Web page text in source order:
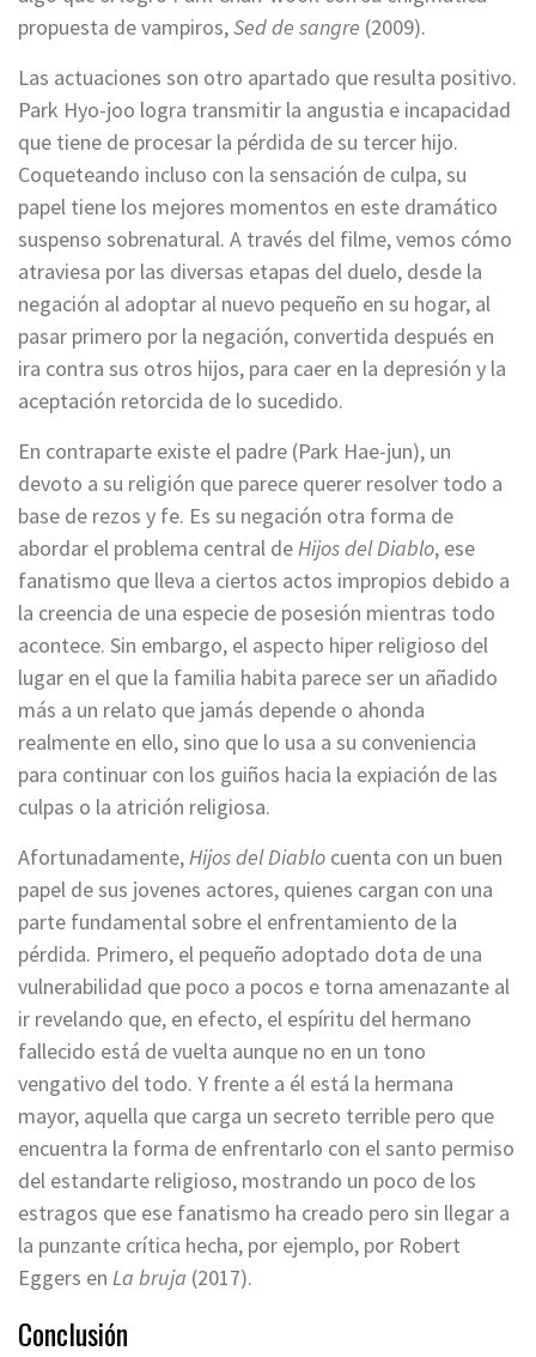
propuesta de vampiros,Sed de sangre (2009).
Las actuaciones son otro apartado que resulta positivo.
Park Hyo-joo logra transmitir la angustia e incapacidad
que tiene de procesar la pérdida de su tercer hijo.
Coqueteando incluso con la sensación de culpa, su
papel tiene los mejores momentos en este dramático
suspenso sobrenatural. A través del filme, vemos cómo
atraviesa por las diversas etapas del duelo, desde la
negación al adoptar al nuevo pequeño en su hogar, al
pasar primero por la negación, convertida después en
ira contra sus otros hijos, para caer en la depresión y la
aceptación retorcida de lo sucedido.
En contraparte existe el padre (Park Hae-jun), un
devoto a su religión que parece querer resolver todo a
base de rezos y fe. Es su negación otra forma de
abordar el problema central deHijos del Diablo, ese
fanatismo que lleva a ciertos actos impropios debido a
la creencia de una especie de posesión mientras todo
acontece. Sin embargo, el aspecto hiper religioso del
lugar en el que la familia habita parece ser un añadido
más a un relato que jamás depende o ahonda
realmente en ello, sino que lo usa a su conveniencia
para continuar con los guiños hacia la expiación de las
culpas o la atrición religiosa.
Afortunadamente,Hijos del Diablo cuenta con un buen
papel de sus jovenes actores, quienes cargan con una
parte fundamental sobre el enfrentamiento de la
pérdida. Primero, el pequeño adoptado dota de una
vulnerabilidad que poco a pocos e torna amenazante al
ir revelando que, en efecto, el espíritu del hermano
fallecido está de vuelta aunque no en un tono
vengativo del todo. Y frente a él está la hermana
mayor, aquella que carga un secreto terrible pero que
encuentra la forma de enfrentarlo con el santo permiso
del estandarte religioso, mostrando un poco de los
estragos que ese fanatismo ha creado pero sin llegar a
la punzante crítica hecha, por ejemplo, por Robert
Eggers en La bruja (2017).
Conclusión